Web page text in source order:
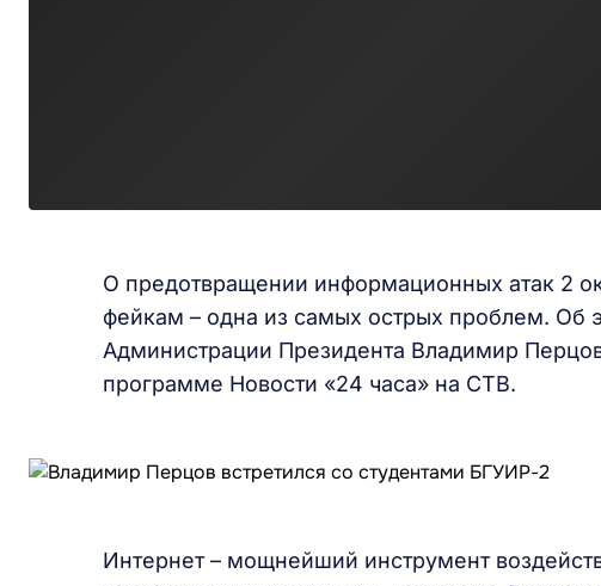
О предотвращении информационных атак 2
фейкам – одна из самых острых проблем. Об
Администрации Президента Владимир
программе Новости «24 часа» на СТВ.
Интернет – мощнейший инструмент